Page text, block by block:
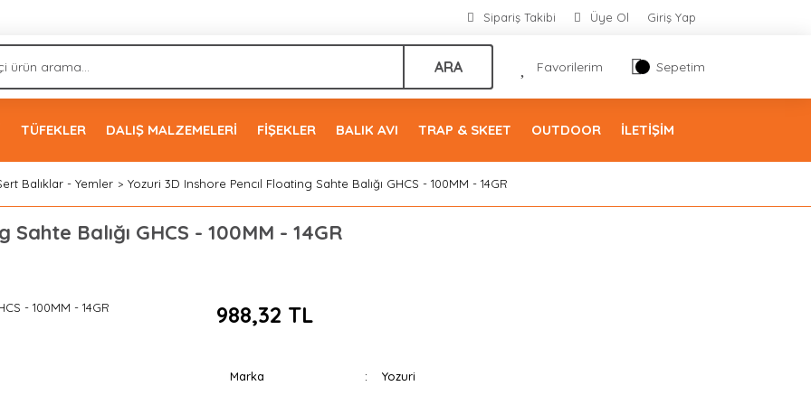
Sipariş Takibi Üye Ol Giriş Yap
ARA Favorilerim Sepetim
TÜFEKLER DALIŞ MALZEMELERİ FİŞEKLER BALIK AVI TRAP & SKEET OUTDOOR İLETİŞİM
Balıklar - Yemler Yozuri 3D Inshore Pencıl Floating Sahte Balığı GHCS - 100MM - 14GR
Balığı GHCS - 100MM - 14GR
988,32 TL
Marka Yozuri